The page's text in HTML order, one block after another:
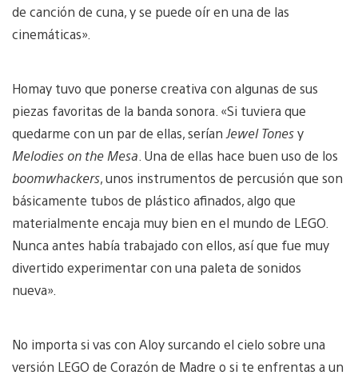
de canción de cuna, y se puede oír en una de las
cinemáticas».
Homay tuvo que ponerse creativa con algunas de sus
piezas favoritas de la banda sonora. «Si tuviera que
quedarme con un par de ellas, serían Jewel Tonesy
Melodies on the Mesa . Una de ellas hace buen uso de los
boomwhackers, unos instrumentos de percusión que son
básicamente tubos de plástico afinados, algo que
materialmente encaja muy bien en el mundo de LEGO.
Nunca antes había trabajado con ellos, así que fue muy
divertido experimentar con una paleta de sonidos
nueva».
No importa si vas con Aloy surcando el cielo sobre una
versión LEGO de Corazón de Madre o si te enfrentas a un